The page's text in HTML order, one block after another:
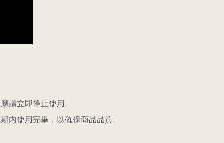
請立即停止使用。
內使用完畢，以確保商品品質。